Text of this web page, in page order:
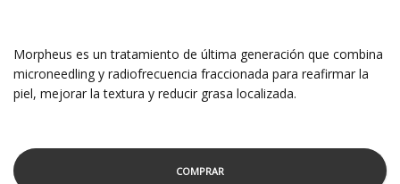
Morpheus es un tratamiento de última generación que combina
microneedling y radiofrecuencia fraccionada para reafirmar la
piel, mejorar la textura y reducir grasa localizada.
COMPRAR